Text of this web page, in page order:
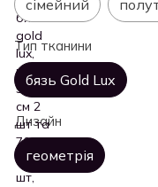
сімейний
Тип тканини
бязь Gold Lux
Дизайн
геометрія